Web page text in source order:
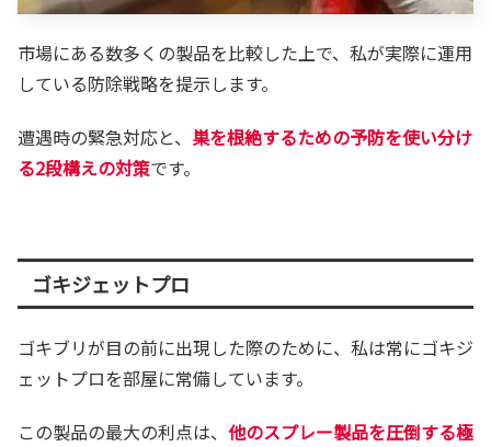
市場にある数多くの製品を比較した上で、私が実際に運用
している防除戦略を提示します。
遭遇時の緊急対応と、 巣を根絶するための予防を使い分け
る2段構えの対策です。
ゴキジェットプロ
ゴキブリが目の前に出現した際のために、私は常にゴキジ
ェットプロを部屋に常備しています。
この製品の最大の利点は、 他のスプレー製品を圧倒する極